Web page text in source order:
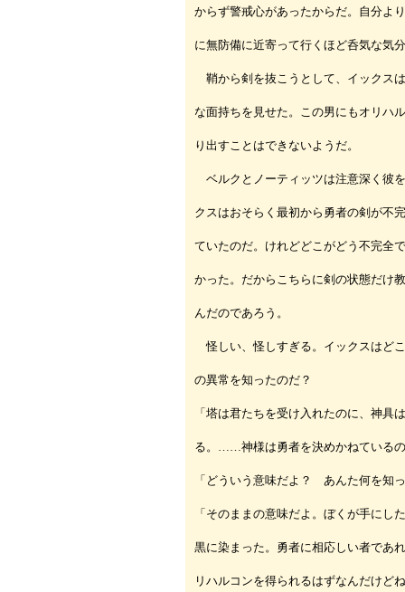
からず警戒心があったからだ。自分よ
に無防備に近寄って行くほど呑気な気
鞘から剣を抜こうとして、イックス
な面持ちを見せた。この男にもオリハ
り出すことはできないようだ。
ベルクとノーティッツは注意深く彼
クスはおそらく最初から勇者の剣が不
ていたのだ。けれどどこがどう不完全
かった。だからこちらに剣の状態だけ
んだのであろう。
怪しい、怪しすぎる。イックスはど
の異常を知ったのだ？
「塔は君たちを受け入れたのに、神具
る。……神様は勇者を決めかねている
「どういう意味だよ？ あんた何を知
「そのままの意味だよ。ぼくが手にし
黒に染まった。勇者に相応しい者であ
リハルコンを得られるはずなんだけど